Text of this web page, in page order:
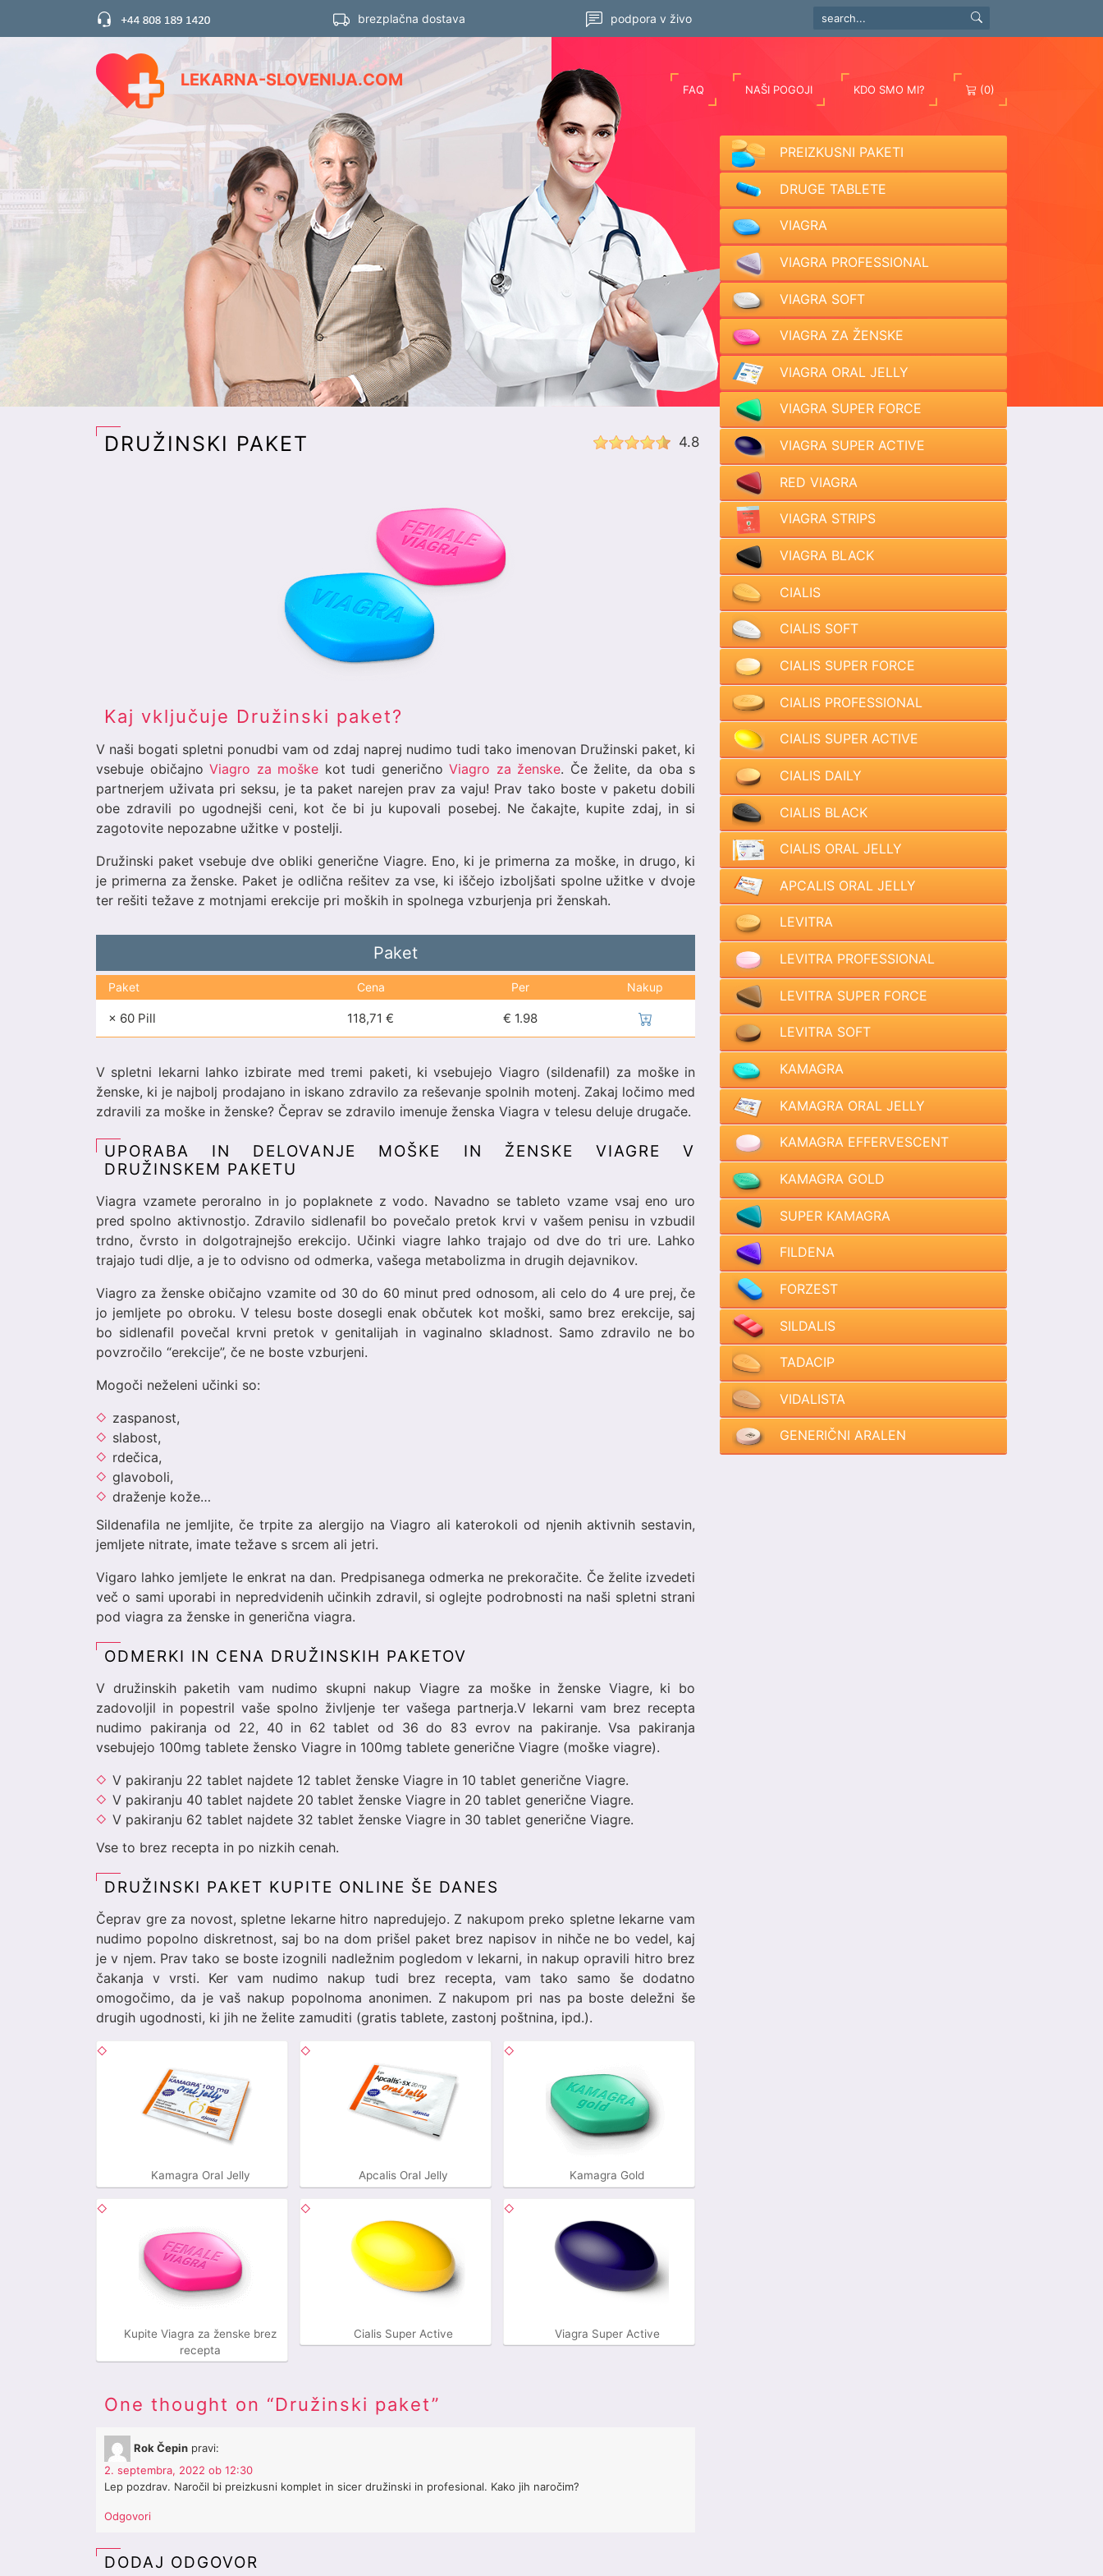
brezplačna dostava podpora v živo
LEKARNA-SLOVENIJA.COM FAQ NAŠI POGOJI KDO SMO MI? (0)
DRUŽINSKI PAKET
Kaj vključuje Družinski paket?
V naši bogati spletni ponudbi vam od zdaj naprej nudimo tudi tako imenovan Družinski paket, ki
vsebuje običajnoViagro za moške kot tudi generičnoViagro za ženske. Če želite, da oba s
partnerjem uživata pri seksu, je ta paket narejen prav za vaju! Prav tako boste v paketu dobili
obe zdravili po ugodnejši ceni, kot če bi ju kupovali posebej. Ne čakajte, kupite zdaj, in si
zagotovite nepozabne užitke v postelji.
Družinski paket vsebuje dve obliki generične Viagre. Eno, ki je primerna za moške, in drugo, ki
je primerna za ženske. Paket je odlična rešitev za vse, ki iščejo izboljšati spolne užitke v dvoje
ter rešiti težave z motnjami erekcije pri moških in spolnega vzburjenja pri ženskah.
4.8
Paket
Paket Cena Per Nakup
× 60 Pill 118,71 € € 1.98
V spletni lekarni lahko izbirate med tremi paketi, ki vsebujejo Viagro (sildenafil) za moške in
ženske, ki je najbolj prodajano in iskano zdravilo za reševanje spolnih motenj. Zakaj ločimo med
zdravili za moške in ženske? Čeprav se zdravilo imenuje ženska Viagra v telesu deluje drugače.
UPORABA IN DELOVANJE MOŠKE IN ŽENSKE VIAGRE V
DRUŽINSKEM PAKETU
Viagra vzamete peroralno in jo poplaknete z vodo. Navadno se tableto vzame vsaj eno uro
pred spolno aktivnostjo. Zdravilo sidlenafil bo povečalo pretok krvi v vašem penisu in vzbudil
trdno, čvrsto in dolgotrajnejšo erekcijo. Učinki viagre lahko trajajo od dve do tri ure. Lahko
trajajo tudi dlje, a je to odvisno od odmerka, vašega metabolizma in drugih dejavnikov.
Viagro za ženske običajno vzamite od 30 do 60 minut pred odnosom, ali celo do 4 ure prej, če
jo jemljete po obroku. V telesu boste dosegli enak občutek kot moški, samo brez erekcije, saj
bo sidlenafil povečal krvni pretok v genitalijah in vaginalno skladnost. Samo zdravilo ne bo
povzročilo “erekcije”, če ne boste vzburjeni.
Mogoči neželeni učinki so:
zaspanost,
slabost,
rdečica,
glavoboli,
draženje kože…
Sildenafila ne jemljite, če trpite za alergijo na Viagro ali katerokoli od njenih aktivnih sestavin,
jemljete nitrate, imate težave s srcem ali jetri.
Vigaro lahko jemljete le enkrat na dan. Predpisanega odmerka ne prekoračite. Če želite izvedeti
več o sami uporabi in nepredvidenih učinkih zdravil, si oglejte podrobnosti na naši spletni strani
pod viagra za ženske in generična viagra.
ODMERKI IN CENA DRUŽINSKIH PAKETOV
V družinskih paketih vam nudimo skupni nakup Viagre za moške in ženske Viagre, ki bo
zadovoljil in popestril vaše spolno življenje ter vašega partnerja.V lekarni vam brez recepta
nudimo pakiranja od 22, 40 in 62 tablet od 36 do 83 evrov na pakiranje. Vsa pakiranja
vsebujejo 100mg tablete žensko Viagre in 100mg tablete generične Viagre (moške viagre).
V pakiranju 22 tablet najdete 12 tablet ženske Viagre in 10 tablet generične Viagre.
V pakiranju 40 tablet najdete 20 tablet ženske Viagre in 20 tablet generične Viagre.
V pakiranju 62 tablet najdete 32 tablet ženske Viagre in 30 tablet generične Viagre.
Vse to brez recepta in po nizkih cenah.
DRUŽINSKI PAKET KUPITE ONLINE ŠE DANES
Čeprav gre za novost, spletne lekarne hitro napredujejo. Z nakupom preko spletne lekarne vam
nudimo popolno diskretnost, saj bo na dom prišel paket brez napisov in nihče ne bo vedel, kaj
je v njem. Prav tako se boste izognili nadležnim pogledom v lekarni, in nakup opravili hitro brez
čakanja v vrsti. Ker vam nudimo nakup tudi brez recepta, vam tako samo še dodatno
omogočimo, da je vaš nakup popolnoma anonimen. Z nakupom pri nas pa boste deležni še
drugih ugodnosti, ki jih ne želite zamuditi (gratis tablete, zastonj poštnina, ipd.).
Kamagra Oral Jelly
Kupite Viagra za ženske brez
recepta
Apcalis Oral Jelly
Cialis Super Active
Kamagra Gold
Viagra Super Active
One thought on “Družinski paket”
Rok Čepin pravi:
2. septembra, 2022 ob 12:30
Lep pozdrav. Naročil bi preizkusni komplet in sicer družinski in profesional. Kako jih naročim?
Odgovori
DODAJ ODGOVOR
PREIZKUSNI PAKETI
DRUGE TABLETE
VIAGRA
VIAGRA PROFESSIONAL
VIAGRA SOFT
VIAGRA ZA ŽENSKE
VIAGRA ORAL JELLY
VIAGRA SUPER FORCE
VIAGRA SUPER ACTIVE
RED VIAGRA
VIAGRA STRIPS
VIAGRA BLACK
CIALIS
CIALIS SOFT
CIALIS SUPER FORCE
CIALIS PROFESSIONAL
CIALIS SUPER ACTIVE
CIALIS DAILY
CIALIS BLACK
CIALIS ORAL JELLY
APCALIS ORAL JELLY
LEVITRA
LEVITRA PROFESSIONAL
LEVITRA SUPER FORCE
LEVITRA SOFT
KAMAGRA
KAMAGRA ORAL JELLY
KAMAGRA EFFERVESCENT
KAMAGRA GOLD
SUPER KAMAGRA
FILDENA
FORZEST
SILDALIS
TADACIP
VIDALISTA
GENERIČNI ARALEN